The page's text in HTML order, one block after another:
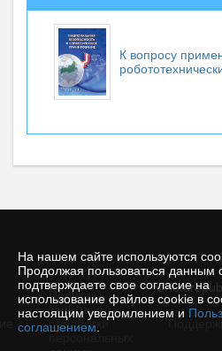
На нашем сайте используются
Продолжая пользоваться данным
подтверждаете свое согласие на
использование файлов cookie в
настоящим уведомлением и
соглашением
К вопросу
©
Политика
защиты и
обработки